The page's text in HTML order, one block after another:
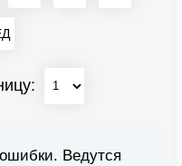
Ведутся